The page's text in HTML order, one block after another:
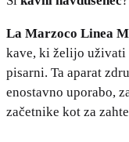
La Marzoco Linea
kave, ki želijo uživati
pisarni. Ta aparat
enostavno uporabo,
začetnike kot za